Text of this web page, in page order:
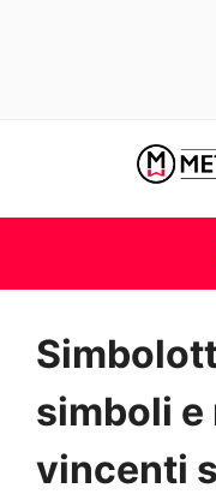
contenuto
simboli e
vincenti